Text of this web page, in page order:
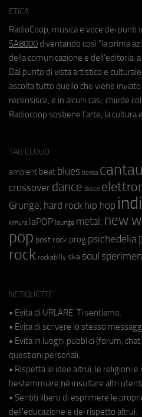
ETICA
RadioCoop, musica e voce dei punti
SA8000 diventando così "la prima
della comunicazione e dell'editoria,
Dal punto di vista artistico e
ascolta tutto quello che viene
recensisce, e in alcuni casi, chiede
Radiocoop sostiene l'arte, la cultura
TAG CLOUD
ambient beat blues bossa
crossover dance disco
Grunge; hard rock hip hop
kimura laPOP lounge metal; new
pop post rock prog psichedelia
rock rockabilly ska soul
NETIQUETTE
• Evita di URLARE. Ti sentiamo.
• Evita di scrivere lo stesso
• Evita in luoghi pubblici (forum,
questioni personali.
• Rispetta le idee altrui, le religioni e
bestemmiare né insultare altri
• Sentiti libero di esprimere le
dell'educazione e del rispetto altrui.